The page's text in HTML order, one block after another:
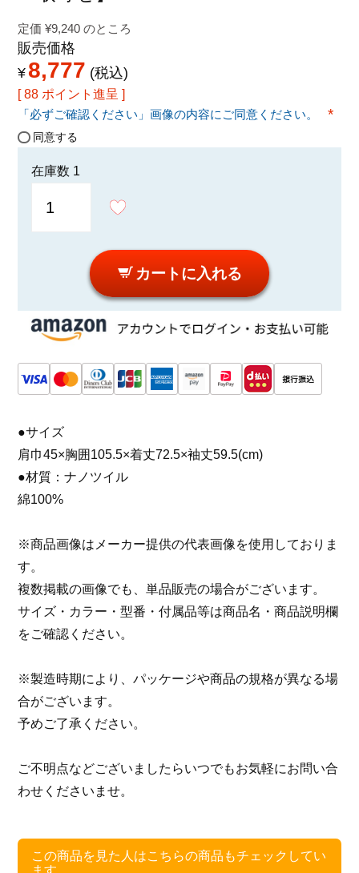
定価 ¥9,240 のところ
販売価格
¥ 8,777 税込
88 ポイント進呈 ]
「必ずご確認ください」画像の内容にご同意ください。
同意する
在庫数 1
カートに入れる
●サイズ
肩巾45×胸囲105.5×着丈72.5×袖丈59.5(cm)
●材質：ナノツイル
綿100%
※商品画像はメーカー提供の代表画像を使用しておりま
す。
複数掲載の画像でも、単品販売の場合がございます。
サイズ・カラー・型番・付属品等は商品名・商品説明欄
をご確認ください。
※製造時期により、パッケージや商品の規格が異なる場
合がございます。
予めご了承ください。
ご不明点などございましたらいつでもお気軽にお問い合
わせくださいませ。
この商品を見た人はこちらの商品もチェックしてい